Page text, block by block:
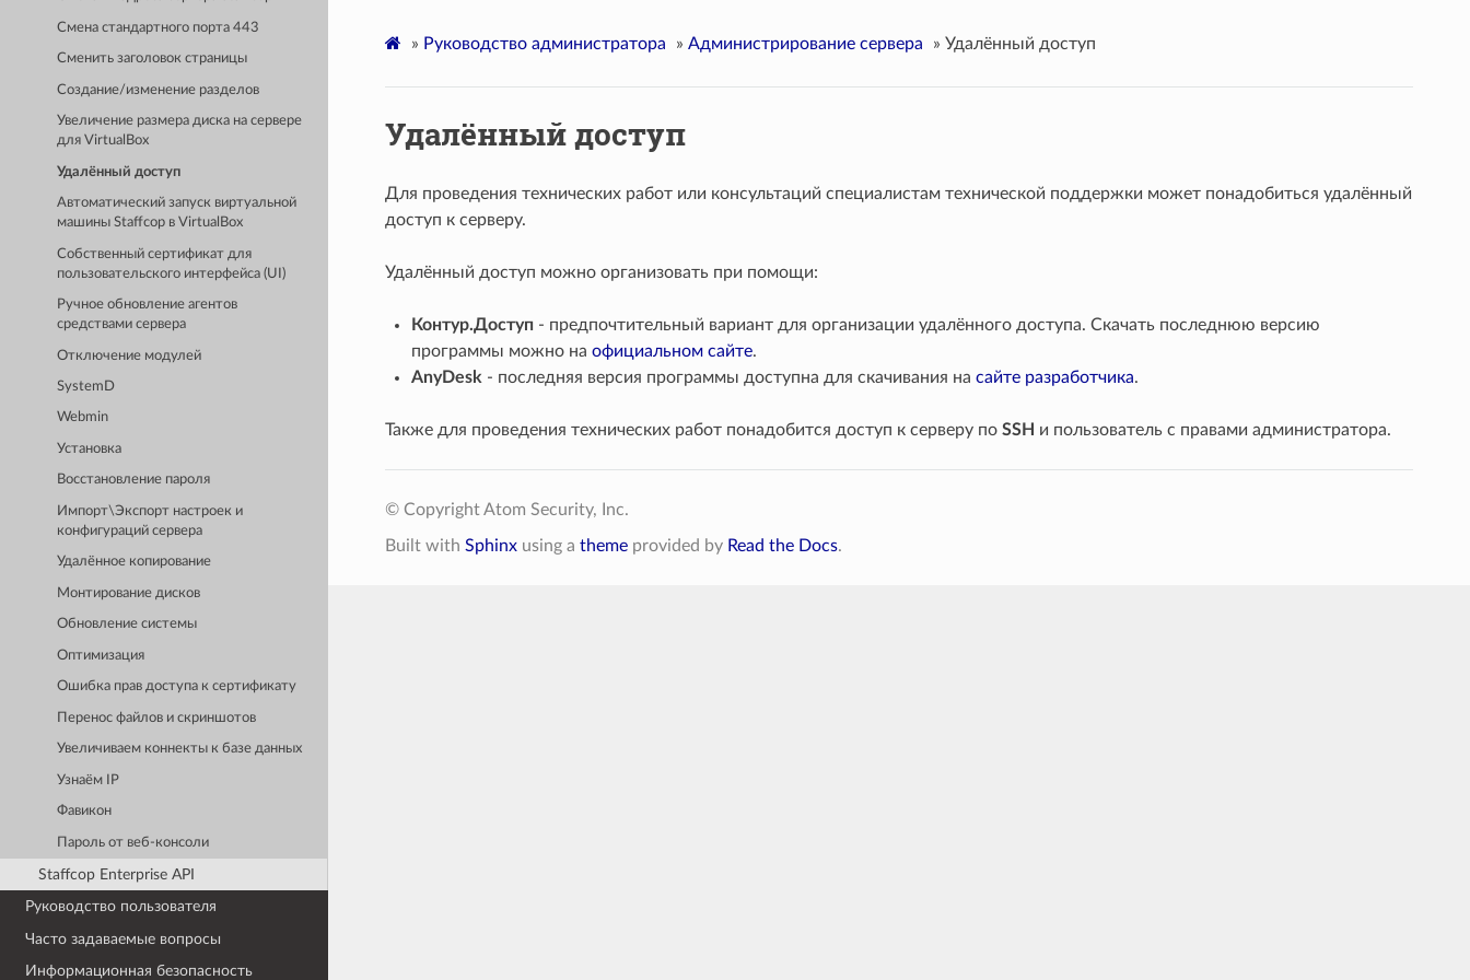
Смена стандартного порта 443
Сменить заголовок страницы
Создание/изменение разделов
Увеличение размера диска на сервере
для VirtualBox
Удалённый доступ
Автоматический запуск виртуальной
машины Staffcop в VirtualBox
Cобственный сертификат для
пользовательского интерфейса (UI)
Ручное обновление агентов
средствами сервера
Отключение модулей
SystemD
Webmin
Установка
Восстановление пароля
Импорт\Экспорт настроек и
конфигураций сервера
Удалённое копирование
Монтирование дисков
Обновление системы
Оптимизация
Ошибка прав доступа к сертификату
Перенос файлов и скриншотов
Увеличиваем коннекты к базе данных
Узнаём IP
Фавикон
Пароль от веб-консоли
Staffcop Enterprise API
Руководство пользователя
Часто задаваемые вопросы
Информационная безопасность
» Руководство администратора » Администрирование сервера » Удалённый доступ
Удалённый доступ
Для проведения технических работ или консультаций специалистам технической поддержки может понадобиться удалённый
доступ к серверу.
Удалённый доступ можно организовать при помощи:
Контур.Доступ- предпочтительный вариант для организации удалённого доступа. Скачать последнюю версию
программы можно на официальном сайте.
AnyDesk - последняя версия программы доступна для скачивания на сайте разработчика.
Также для проведения технических работ понадобится доступ к серверу по SSH и пользователь с правами администратора.
© Copyright Atom Security, Inc.
Built with Sphinxusing a themeprovided by Read the Docs.